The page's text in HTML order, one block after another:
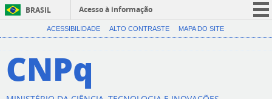
BRASIL
Acesso à informação
CORONAVÍRUS (COVID-19)
ACESSIBILIDADE ALTO CONTRASTE MAPA DO SITE
CNPq